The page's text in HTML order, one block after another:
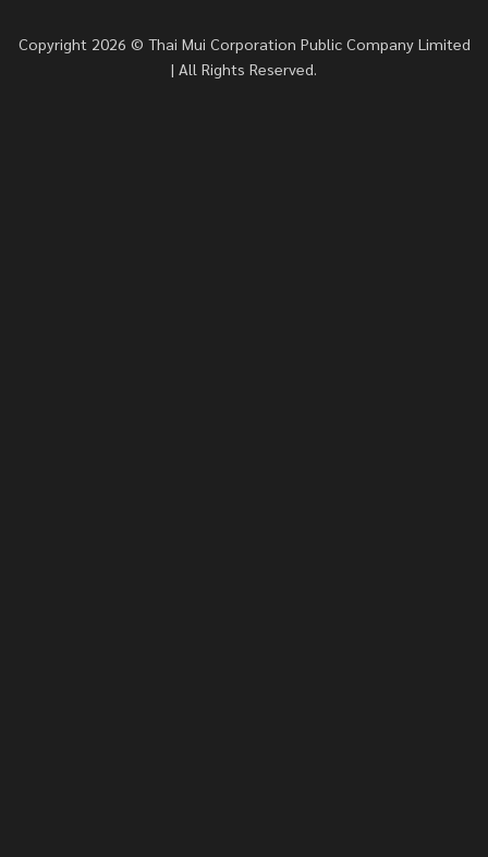
Copyright 2026 © Thai Mui Corporation Public Company Limited
| All Rights Reserved.